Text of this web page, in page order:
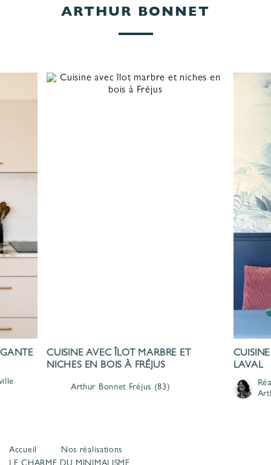
ARTHUR BONNET
CUISINE AVEC ÎLOT MARBRE ET
NICHES EN BOIS À FRÉJUS
Arthur Bonnet Fréjus (83)
LAVAL
Accueil
Nos réalisations